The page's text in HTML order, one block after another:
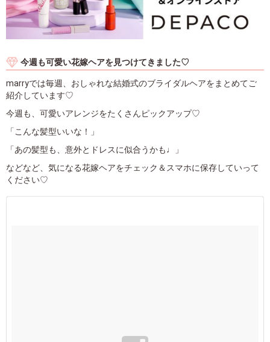
今週も可愛い花嫁ヘアを見つけてきました♡
marryでは毎週、おしゃれな結婚式のブライダルヘアをまとめてご
紹介しています♡
今週も、可愛いアレンジをたくさんピックアップ♡
「こんな髪型いいな！」
「あの髪型も、意外とドレスに似合うかも♩」
などなど、気になる花嫁ヘアをチェック＆スマホに保存していって
ください♡